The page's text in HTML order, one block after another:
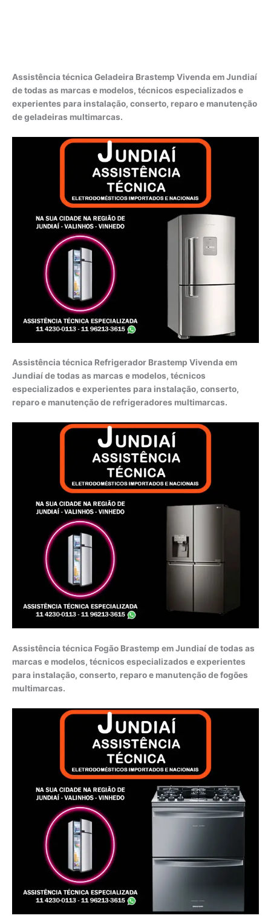
Assistência técnica Geladeira Brastemp Vivenda em Jundiaí
de todas as marcas e modelos, técnicos especializados e
experientes para instalação, conserto, reparo e manutenção
de geladeiras multimarcas.
Assistência técnica Refrigerador Brastemp Vivenda em
Jundiaí de todas as marcas e modelos, técnicos
especializados e experientes para instalação, conserto,
reparo e manutenção de refrigeradores multimarcas.
Assistência técnica Fogão Brastemp em Jundiaí de todas as
marcas e modelos, técnicos especializados e experientes
para instalação, conserto, reparo e manutenção de fogões
multimarcas.